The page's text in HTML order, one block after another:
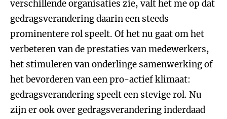
verschillende organisaties zie, valt het me op dat
gedragsverandering daarin een steeds
prominentere rol speelt. Of het nu gaat om het
verbeteren van de prestaties van medewerkers,
het stimuleren van onderlinge samenwerking of
het bevorderen van een pro-actief klimaat:
gedragsverandering speelt een stevige rol. Nu
zijn er ook over gedragsverandering inderdaad